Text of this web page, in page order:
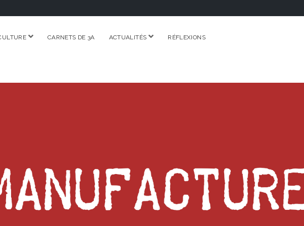
ouvrirCARNETS DE 3A ACTUALITÉS ouvrirRÉFLEXIONS